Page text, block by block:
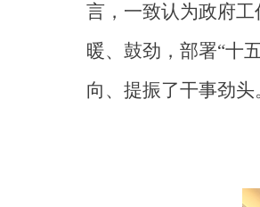
言，一致认为政府
暖、鼓劲，部署“十
向、提振了干事劲头